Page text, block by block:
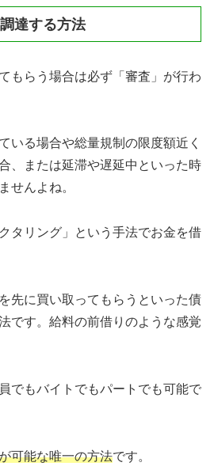
達する方法
もらう場合は必ず「審査」が行わ
いる場合や総量規制の限度額近く
、または延滞や遅延中といった時
せんよね。
タリング」という手法でお金を借
先に買い取ってもらうといった債
です。給料の前借りのような感覚
でもバイトでもパートでも可能で
可能な唯一の方法です。